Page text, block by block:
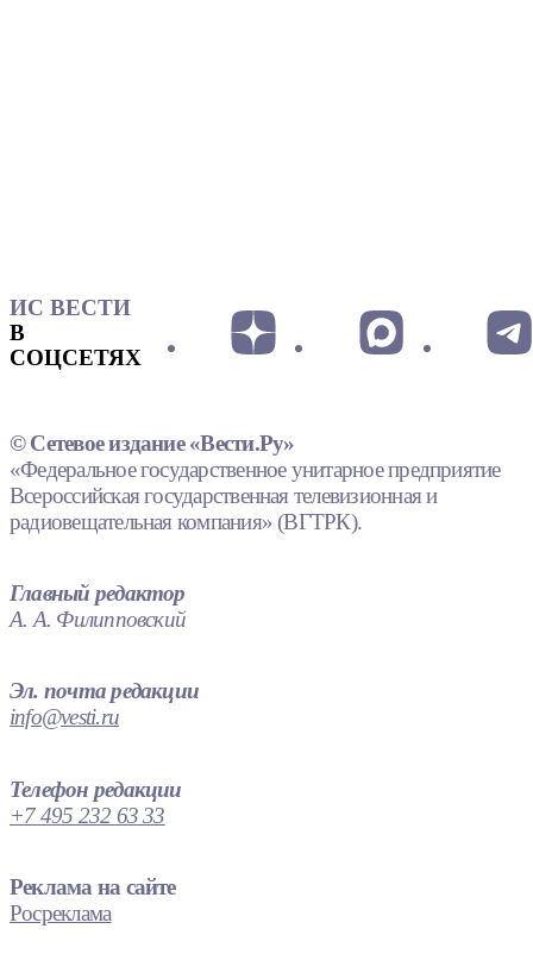
ИС ВЕСТИ
В
СОЦСЕТЯХ
© Сетевое издание «Вести.Ру»
«Федеральное государственное унитарное предприятие
Всероссийская государственная телевизионная и
радиовещательная компания» (ВГТРК).
Главный редактор
А. А. Филипповский
Эл. почта редакции
info@vesti.ru
Телефон редакции
+7 495 232 63 33
Реклама на сайте
Росреклама